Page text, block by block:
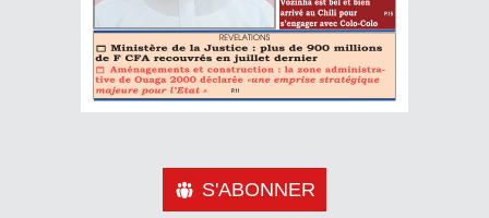
S'ABONNER